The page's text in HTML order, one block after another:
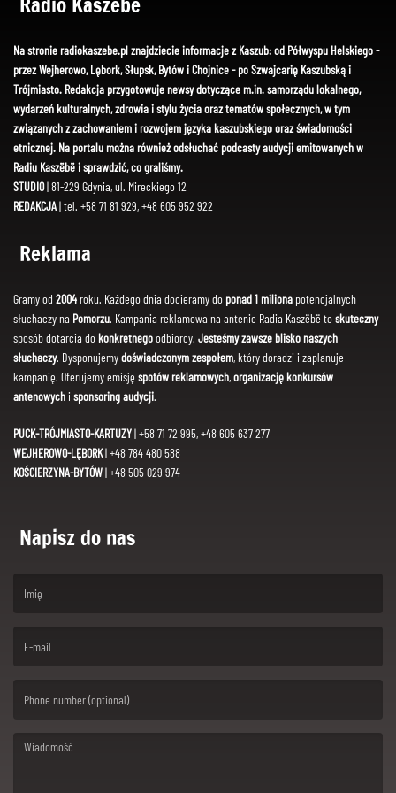
Na stronie radiokaszebe.pl znajdziecie informacje z Kaszub: od Półwyspu Helskiego -
przez Wejherowo, Lębork, Słupsk, Bytów i Chojnice - po Szwajcarię Kaszubską i
Trójmiasto. Redakcja przygotowuje newsy dotyczące m.in. samorządu lokalnego,
wydarzeń kulturalnych, zdrowia i stylu życia oraz tematów społecznych, w tym
związanych z zachowaniem i rozwojem języka kaszubskiego oraz świadomości
etnicznej. Na portalu można również odsłuchać podcasty audycji emitowanych w
Radiu Kaszëbë i sprawdzić, co graliśmy.
STUDIO| 81-229 Gdynia, ul. Mireckiego 12
REDAKCJA| tel. +58 71 81 929, +48 605 952 922
Reklama
Gramy od 2004roku. Każdego dnia docieramy do ponad 1 miliona potencjalnych
słuchaczy na Pomorzu. Kampania reklamowa na antenie Radia Kaszëbë toskuteczny
sposób dotarcia dokonkretnegoodbiorcy. Jesteśmy zawsze blisko naszych
słuchaczy. Dysponujemydoświadczonym zespołem, który doradzi i zaplanuje
kampanię. Oferujemy emisję spotów reklamowych,organizację konkursów
antenowychi sponsoring audycji.
PUCK-TRÓJMIASTO-KARTUZY| +58 71 72 995, +48 605 637 277
WEJHEROWO-LĘBORK| +48 784 480 588
KOŚCIERZYNA-BYTÓW| +48 505 029 974
Napisz do nas